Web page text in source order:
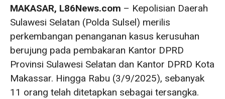
MAKASAR, L86News.com – Kepolisian Daerah
Sulawesi Selatan (Polda Sulsel) merilis
perkembangan penanganan kasus kerusuhan
berujung pada pembakaran Kantor DPRD
Provinsi Sulawesi Selatan dan Kantor DPRD Kota
Makassar. Hingga Rabu (3/9/2025), sebanyak
11 orang telah ditetapkan sebagai tersangka.